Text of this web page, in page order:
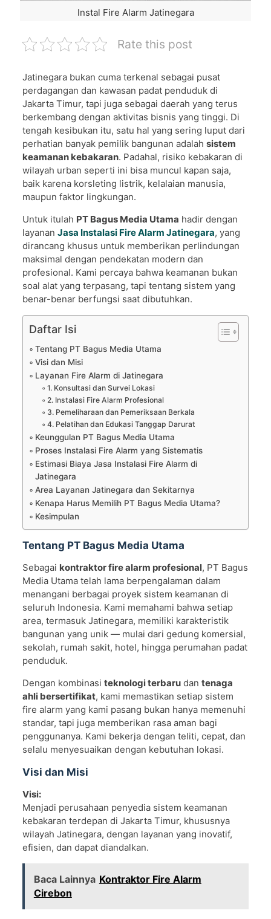
Instal Fire Alarm Jatinegara
Rate this post
Jatinegara bukan cuma terkenal sebagai pusat
perdagangan dan kawasan padat penduduk di
Jakarta Timur, tapi juga sebagai daerah yang terus
berkembang dengan aktivitas bisnis yang tinggi. Di
tengah kesibukan itu, satu hal yang sering luput dari
perhatian banyak pemilik bangunan adalah sistem
keamanan kebakaran. Padahal, risiko kebakaran di
wilayah urban seperti ini bisa muncul kapan saja,
baik karena korsleting listrik, kelalaian manusia,
maupun faktor lingkungan.
Untuk itulah PT Bagus Media Utama hadir dengan
layanan Jasa Instalasi Fire Alarm Jatinegara, yang
dirancang khusus untuk memberikan perlindungan
maksimal dengan pendekatan modern dan
profesional. Kami percaya bahwa keamanan bukan
soal alat yang terpasang, tapi tentang sistem yang
benar-benar berfungsi saat dibutuhkan.
Daftar Isi
Tentang PT Bagus Media Utama
Visi dan Misi
Layanan Fire Alarm di Jatinegara
1. Konsultasi dan Survei Lokasi
2. Instalasi Fire Alarm Profesional
3. Pemeliharaan dan Pemeriksaan Berkala
4. Pelatihan dan Edukasi Tanggap Darurat
Keunggulan PT Bagus Media Utama
Proses Instalasi Fire Alarm yang Sistematis
Estimasi Biaya Jasa Instalasi Fire Alarm di
Jatinegara
Area Layanan Jatinegara dan Sekitarnya
Kenapa Harus Memilih PT Bagus Media Utama?
Kesimpulan
Tentang PT Bagus Media Utama
Sebagai kontraktor fire alarm profesional, PT Bagus
Media Utama telah lama berpengalaman dalam
menangani berbagai proyek sistem keamanan di
seluruh Indonesia. Kami memahami bahwa setiap
area, termasuk Jatinegara, memiliki karakteristik
bangunan yang unik — mulai dari gedung komersial,
sekolah, rumah sakit, hotel, hingga perumahan padat
penduduk.
Dengan kombinasi teknologi terbarudan tenaga
ahli bersertifikat, kami memastikan setiap sistem
fire alarm yang kami pasang bukan hanya memenuhi
standar, tapi juga memberikan rasa aman bagi
penggunanya. Kami bekerja dengan teliti, cepat, dan
selalu menyesuaikan dengan kebutuhan lokasi.
Visi dan Misi
Visi:
Menjadi perusahaan penyedia sistem keamanan
kebakaran terdepan di Jakarta Timur, khususnya
wilayah Jatinegara, dengan layanan yang inovatif,
efisien, dan dapat diandalkan.
Baca Lainnya Kontraktor Fire Alarm
Cirebon